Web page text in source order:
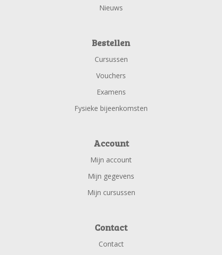
Nieuws
Bestellen
Cursussen
Vouchers
Examens
Fysieke bijeenkomsten
Account
Mijn account
Mijn gegevens
Mijn cursussen
Contact
Contact